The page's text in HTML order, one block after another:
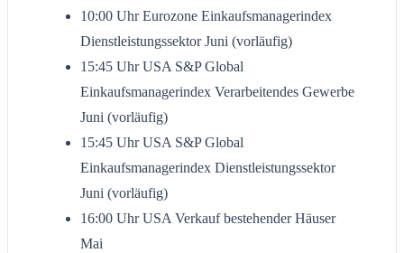
10:00 Uhr Eurozone Einkaufsmanagerindex
Dienstleistungssektor Juni (vorläufig)
15:45 Uhr USA S&P Global
Einkaufsmanagerindex Verarbeitendes Gewerbe
Juni (vorläufig)
15:45 Uhr USA S&P Global
Einkaufsmanagerindex Dienstleistungssektor
Juni (vorläufig)
16:00 Uhr USA Verkauf bestehender Häuser
Mai